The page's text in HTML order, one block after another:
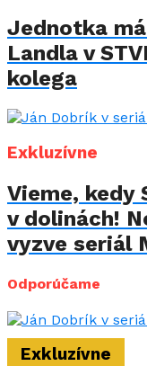
Jednotka
Landla v
kolega
Exkluzívne
Vieme, kedy
v dolinách!
vyzve seriál
Odporúčame
Exkluzívne